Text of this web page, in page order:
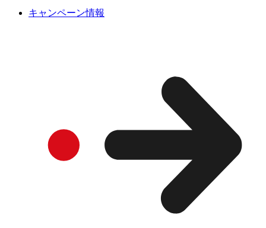
キャンペーン情報